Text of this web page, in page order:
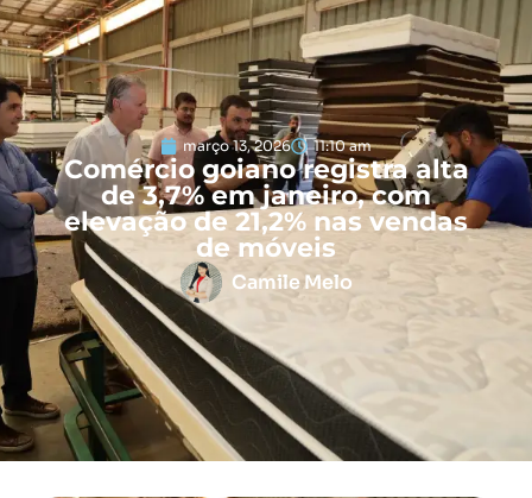
março 13, 2026 11:10 am
Comércio goiano registra alta
de 3,7% em janeiro, com
elevação de 21,2% nas vendas
de móveis
Camile Melo